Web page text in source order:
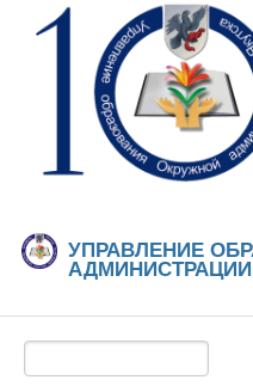
Перейти к основному содержанию
Skip to search
УПРАВЛЕНИЕ